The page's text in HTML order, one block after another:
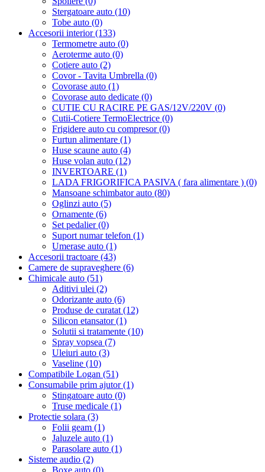
Stergatoare auto (10)
Tobe auto (0)
Accesorii interior (133)
Termometre auto (0)
Aeroterme auto (0)
Cotiere auto (2)
Covor - Tavita Umbrella (0)
Covorase auto (1)
Covorase auto dedicate (0)
CUTIE CU RACIRE PE GAS/12V/220V (0)
Cutii-Cotiere TermoElectrice (0)
Frigidere auto cu compresor (0)
Furtun alimentare (1)
Huse scaune auto (4)
Huse volan auto (12)
INVERTOARE (1)
LADA FRIGORIFICA PASIVA ( fara alimentare ) (0)
Mansoane schimbator auto (80)
Oglinzi auto (5)
Ornamente (6)
Set pedalier (0)
Suport numar telefon (1)
Umerase auto (1)
Accesorii tractoare (43)
Camere de supraveghere (6)
Chimicale auto (51)
Aditivi ulei (2)
Odorizante auto (6)
Produse de curatat (12)
Silicon etansator (1)
Solutii si tratamente (10)
Spray vopsea (7)
Uleiuri auto (3)
Vaseline (10)
Compatibile Logan (51)
Consumabile prim ajutor (1)
Stingatoare auto (0)
Truse medicale (1)
Protectie solara (3)
Folii geam (1)
Jaluzele auto (1)
Parasolare auto (1)
Sisteme audio (2)
Boxe auto (0)